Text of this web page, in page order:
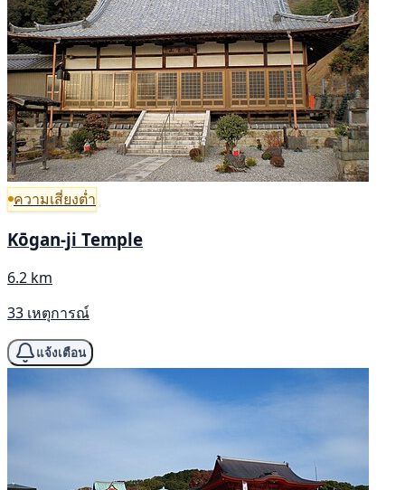
ความเสี่ยงต่ำ
Kōgan-ji Temple
6.2 km
33 เหตุการณ์
แจ้งเตือน